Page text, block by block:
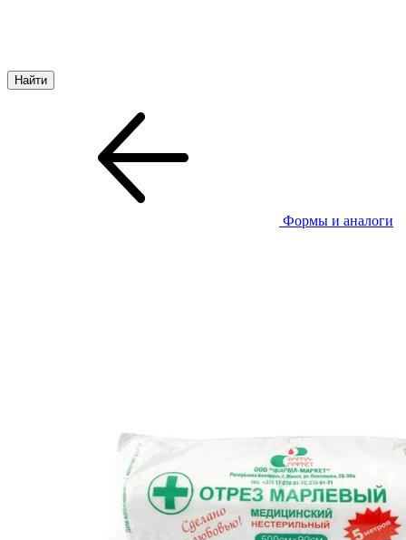
Формы и аналоги